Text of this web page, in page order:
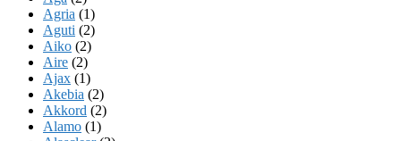
Agria (1)
Aguti (2)
Aiko (2)
Aire (2)
Ajax (1)
Akebia (2)
Akkord (2)
Alamo (1)